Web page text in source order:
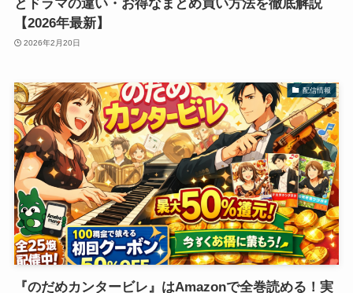
とドラマの違い・お得なまとめ買い方法を徹底解説
【2026年最新】
2026年2月20日
配信情報
『のだめカンタービレ』はAmazonで全巻読める！実